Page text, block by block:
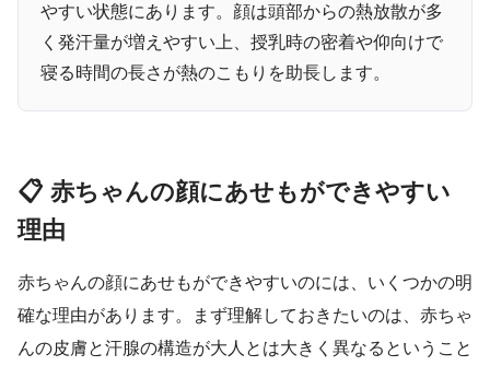
やすい状態にあります。顔は頭部からの熱放散が多
く発汗量が増えやすい上、授乳時の密着や仰向けで
寝る時間の長さが熱のこもりを助長します。
📋 赤ちゃんの顔にあせもができやすい
理由
赤ちゃんの顔にあせもができやすいのには、いくつかの明
確な理由があります。まず理解しておきたいのは、赤ちゃ
んの皮膚と汗腺の構造が大人とは大きく異なるということ